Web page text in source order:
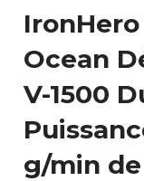
Ocean
V-1500
g/min